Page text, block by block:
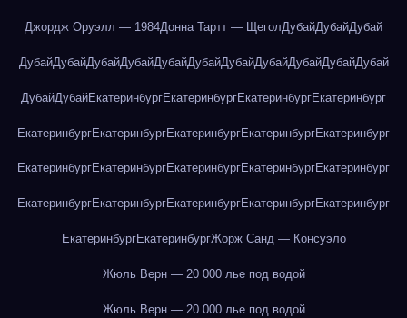
Джордж Оруэлл — 1984Донна Тартт — ЩеголДубайДубайДубай
ДубайДубайДубайДубайДубайДубайДубайДубайДубайДубайДубай
ДубайДубайЕкатеринбургЕкатеринбургЕкатеринбургЕкатеринбург
ЕкатеринбургЕкатеринбургЕкатеринбургЕкатеринбургЕкатеринбург
ЕкатеринбургЕкатеринбургЕкатеринбургЕкатеринбургЕкатеринбург
ЕкатеринбургЕкатеринбургЕкатеринбургЕкатеринбургЕкатеринбург
ЕкатеринбургЕкатеринбургЖорж Санд — Консуэло
Жюль Верн — 20 000 лье под водой
Жюль Верн — 20 000 лье под водой